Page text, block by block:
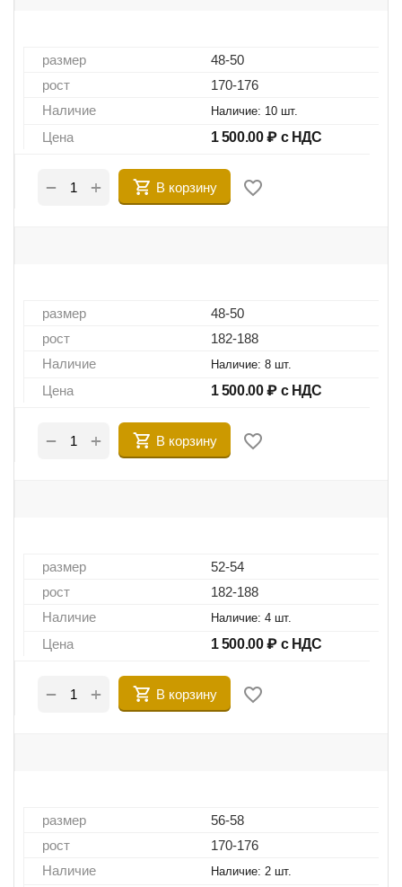
размер
48-50
рост
170-176
Наличие
Наличие: 10 шт.
Цена 1 500.00 ₽ с НДС
+
− В корзину
размер
48-50
рост
182-188
Наличие
Наличие: 8 шт.
Цена 1 500.00 ₽ с НДС
+
− В корзину
размер
52-54
рост
182-188
Наличие
Наличие: 4 шт.
Цена 1 500.00 ₽ с НДС
+
− В корзину
размер
56-58
рост
170-176
Наличие
Наличие: 2 шт.